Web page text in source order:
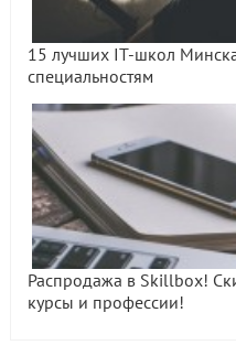
15 лучших IT-школ
специальностям
Распродажа в Skillbox!
курсы и профессии!